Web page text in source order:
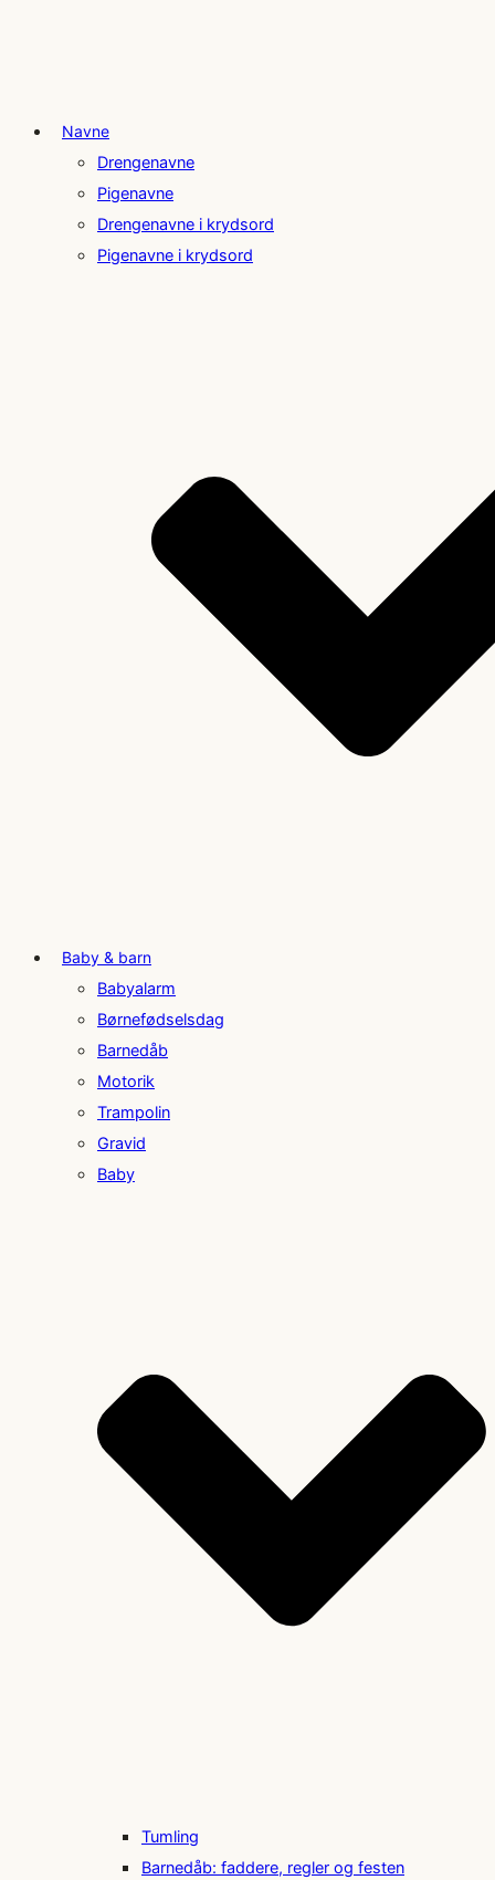
Navne
Drengenavne
Pigenavne
Drengenavne i krydsord
Pigenavne i krydsord
Baby & barn
Babyalarm
Børnefødselsdag
Barnedåb
Motorik
Trampolin
Gravid
Baby
Tumling
Barnedåb: faddere, regler og festen